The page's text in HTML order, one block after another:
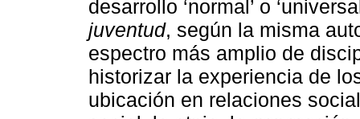
desarrollo ‘normal’ o
juventud, según la misma
espectro más amplio de
historizar la experiencia de
ubicación en relaciones